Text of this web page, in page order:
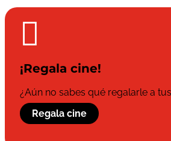

¡Regala cine!
¿Aún no sabes qué regalarle a
Regala cine